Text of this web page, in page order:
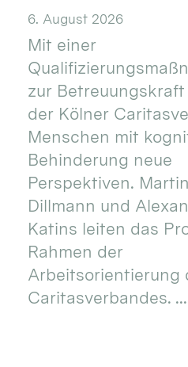
6. August 2026
Mit einer
zur
der Kölner
Menschen mit
Behinderung neue
Perspektiven.
Dillmann und
Katins leiten das
Rahmen der
Arbeitsorientierung
Caritasverbandes. ...